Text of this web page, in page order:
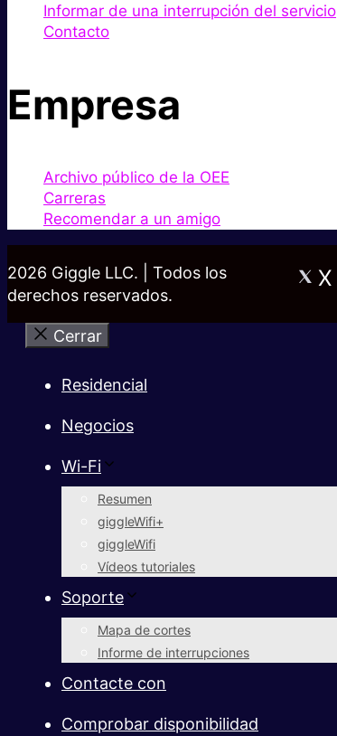
Informar de una interrupción del servicio
Contacto
Empresa
Archivo público de la OEE
Carreras
Recomendar a un amigo
2026 Giggle LLC. | Todos los
derechos reservados.
X
Cerrar
Residencial
Negocios
Wi-Fi
Resumen
giggleWifi+
giggleWifi
Vídeos tutoriales
Soporte
Mapa de cortes
Informe de interrupciones
Contacte con
Comprobar disponibilidad